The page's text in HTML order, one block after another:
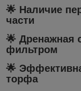
🌟 Наличие
части
🌟 Дренажная
фильтром
🌟
торфа